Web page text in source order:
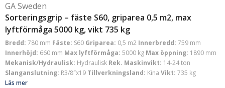
GA Sweden
Sorteringsgrip – fäste S60, griparea 0,5 m2, max
lyftförmåga 5000 kg, vikt 735 kg
Bredd: 780 mm Fäste: S60 Griparea: 0,5 m2 Innerbredd: 759 mm
Innerhöjd: 660 mm Max lyftförmåga: 5000 kg Max öppning: 1890 mm
Mekanisk/Hydraulisk: Hydraulisk Rek. Maskinvikt: 14-24 ton
Slanganslutning: R3/8″x19 Tillverkningsland: Kina Vikt: 735 kg
Läs mer